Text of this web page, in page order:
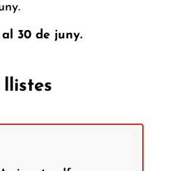
30 de juny.
llistes